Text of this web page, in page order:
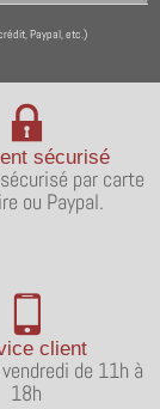
Paypal, etc.)
sécurisé
par carte
ou Paypal.
client
de 11h à
18h